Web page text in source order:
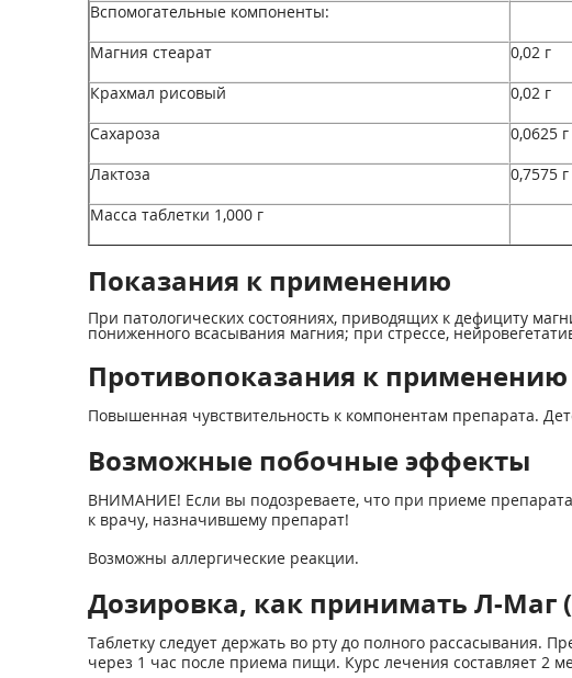
Вспомогательные компоненты:
Магния стеарат
0,02 г
Крахмал рисовый
0,02 г
Сахароза
0,0625 г
Лактоза
0,7575 г
Масса таблетки 1,000 г
Показания к применению
При патологических состояниях, приводящих к дефициту
пониженного всасывания магния; при стрессе,
Противопоказания к применению
Повышенная чувствительность к компонентам препарата.
Возможные побочные эффекты
ВНИМАНИЕ! Если вы подозреваете, что при приеме
к врачу, назначившему препарат!
Возможны аллергические реакции.
Дозировка, как принимать Л-Маг
Таблетку следует держать во рту до полного рассасывания.
через 1 час после приема пищи. Курс лечения составляет 2